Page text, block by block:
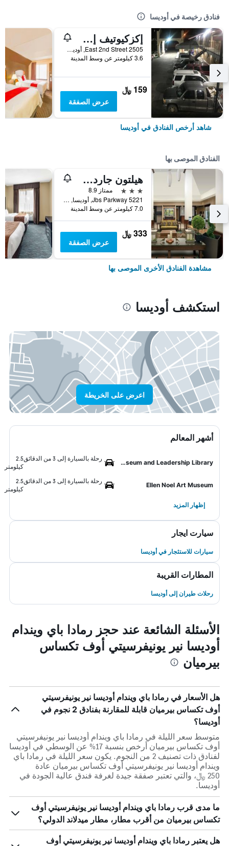
فنادق رخيصة في أوديسا
إكزكيوتيف إن أوديسا
2505 East 2nd Street, أوديسا, TX, الولايات المتحدة الأميريكية
3.6 كيلومتر عن وسط المدينة
159 ﷼
عرض الصفقة
شاهد أرخص الفنادق في أوديسا
الفنادق الموصى بها
هيلتون جاردن إن أوديسا
3 نجوم
ممتاز 8.9
5221 Jbs Parkway, أوديسا, TX, الولايات المتحدة الأميريكية
7.0 كيلومتر عن وسط المدينة
333 ﷼
عرض الصفقة
مشاهدة الفنادق الأخرى الموصى بها
استكشف أوديسا
اعرض على الخريطة
أشهر المعالم
Presidential Museum and Leadership Library
رحلة بالسيارة إلى 3 من الدقائق
2.5
كيلومتر
Ellen Noel Art Museum
رحلة بالسيارة إلى 3 من الدقائق
2.5
كيلومتر
إظهار المزيد
سيارت ايجار
سيارات للاستئجار في أوديسا
المطارات القريبة
رحلات طيران إلى أوديسا
الأسئلة الشائعة عند حجز رمادا باي ويندام
أوديسا نير يونيفرسيتي أوف تكساس
بيرميان
هل الأسعار في رمادا باي ويندام أوديسا نير يونيفرسيتي
أوف تكساس بيرميان قابلة للمقارنة بفنادق 2 نجوم في
أوديسا؟
متوسط سعر الليلة في رمادا باي ويندام أوديسا نير يونيفرسيتي
أوف تكساس بيرميان أرخص بنسبة 17% عن الوسطي في أوديسا
لفنادق ذات تصنيف 2 من النجوم. يكون سعر الليلة في رمادا باي
ويندام أوديسا نير يونيفرسيتي أوف تكساس بيرميان عادة
250 ﷼، والتي تعتبر صفقة جيدة لغرفة فندق عالية الجودة في
أوديسا.
ما مدى قرب رمادا باي ويندام أوديسا نير يونيفرسيتي أوف
تكساس بيرميان من أقرب مطار، مطار ميدلاند الدولي؟
هل يعتبر رمادا باي ويندام أوديسا نير يونيفرسيتي أوف